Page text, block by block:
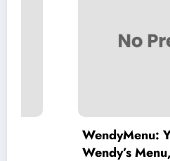
WendyMenu: Your
Wendy’s Menu,